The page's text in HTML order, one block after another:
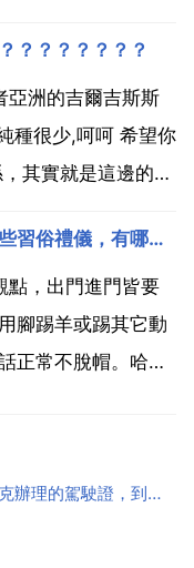
薩克的官方語言和
屬突厥語族的民族
？？？？？？？
亞洲的吉爾吉斯斯
種很少,呵呵 希望你
其實就是這邊的比
還有就是那邊的時
內的一些時尚定...
哈薩克的禮儀有哪些，哈薩克有哪些習俗禮儀，有哪些習俗禁忌
點，出門進門皆要
腳踢羊或踢其它動
正常不脫帽。哈薩
克民間節日有古爾
哈薩克駕照能換成宿遷駕照嗎，從哈薩克辦理的駕駛證，到國內可以用嗎？需要什麼手續變成中國的駕駛證？